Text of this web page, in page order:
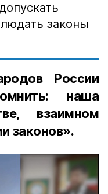
законы
России
наша
взаимном
законов».